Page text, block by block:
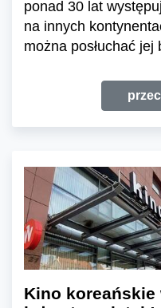
ponad 30 lat
na innych
można posłuchać jej
Kino koreańskie